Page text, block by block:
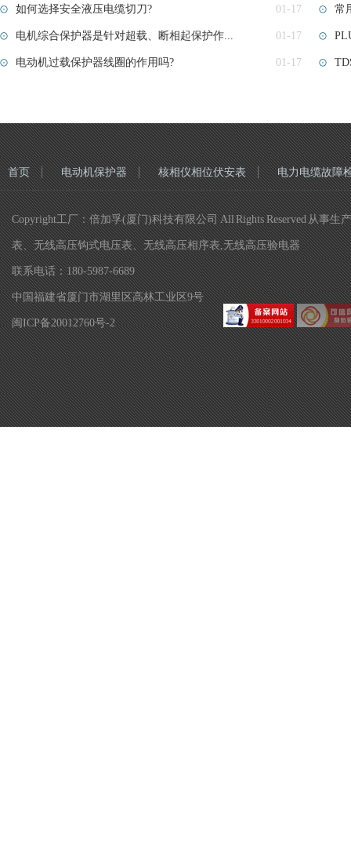
如何选择安全液压电缆切刀? 01-17
电机综合保护器是针对超载、断相起保护作... 01-17
电动机过载保护器线圈的作用吗? 01-17
常
首页 电动机保护器 核相仪相位伏安表 电力电缆故障
Copyright工厂：倍加孚(厦门)科技有限公司 All Rights Reserved 从事
表、无线高压钩式电压表、无线高压相序表,无线高压验电器
联系电话：180-5987-6689
中国福建省厦门市湖里区高林工业区9号
闽ICP备20012760号-2